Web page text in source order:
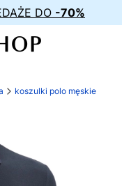
DO -70%
koszulki polo męskie